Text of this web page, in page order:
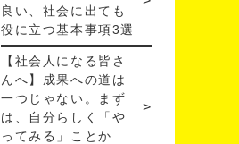
良い、社会に出ても
役に立つ基本事項3選
【社会人になる皆さ
んへ】成果への道は
一つじゃない。まず
は、自分らしく「や
ってみる」ことか